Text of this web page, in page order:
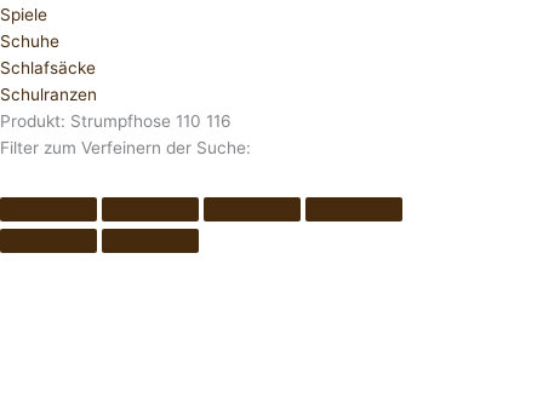
Spiele
Schuhe
Schlafsäcke
Schulranzen
Produkt: Strumpfhose 110 116
Filter zum Verfeinern der Suche: